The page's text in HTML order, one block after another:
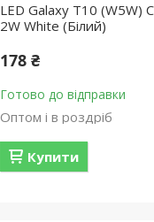
LED Galaxy T10 (W5W)
2W White (Білий)
178 ₴
Готово до відправки
Оптом і в роздріб
Купити